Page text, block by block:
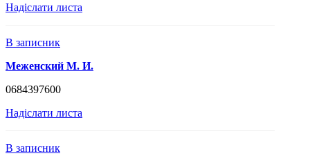
Надіслати листа
В записник
Меженский М. И.
0684397600
Надіслати листа
В записник